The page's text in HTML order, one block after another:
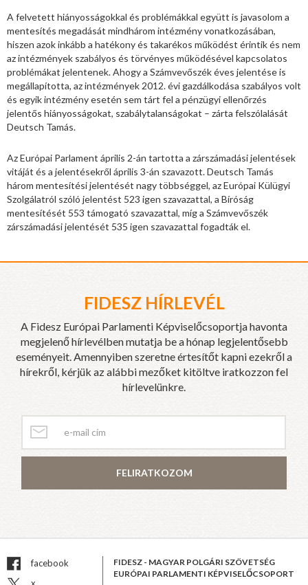
A felvetett hiányosságokkal és problémákkal együtt is javasolom a
mentesítés megadását mindhárom intézmény vonatkozásában,
hiszen azok inkább a hatékony és takarékos működést érintik és nem
az intézmények szabályos és törvényes működésével kapcsolatos
problémákat jelentenek. Ahogy a Számvevőszék éves jelentése is
megállapította, az intézmények 2012. évi gazdálkodása szabályos volt
és egyik intézmény esetén sem tárt fel a pénzügyi ellenőrzés
jelentős hiányosságokat, szabálytalanságokat – zárta felszólalását
Deutsch Tamás.
Az Európai Parlament április 2-án tartotta a zárszámadási jelentések
vitáját és a jelentésekről április 3-án szavazott. Deutsch Tamás
három mentesítési jelentését nagy többséggel, az Európai Külügyi
Szolgálatról szóló jelentést 523 igen szavazattal, a Bíróság
mentesítését 553 támogató szavazattal, míg a Számvevőszék
zárszámadási jelentését 535 igen szavazattal fogadták el.
FIDESZ HÍRLEVÉL
A Fidesz Európai Parlamenti Képviselőcsoportja havonta
megjelenő hírlevélben mutatja be a hónap legjelentősebb
eseményeit. Amennyiben szeretne értesítőt kapni ezekről a
hírekről, kérjük az alábbi mezőket kitöltve iratkozzon fel
hírlevelünkre.
FELIRATKOZOM
facebook
FIDESZ - MAGYAR POLGÁRI SZÖVETSÉG
EURÓPAI PARLAMENTI KÉPVISELŐCSOPORT